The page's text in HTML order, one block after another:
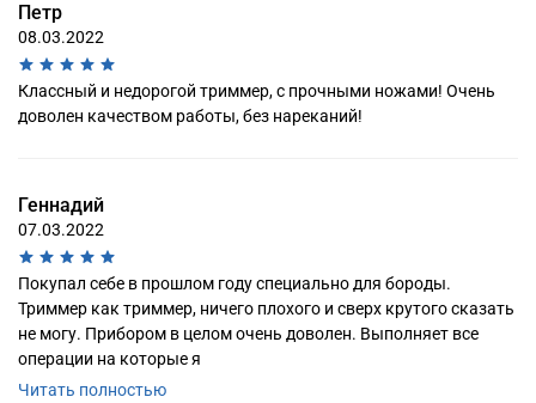
Петр
08.03.2022
Классный и недорогой триммер, с прочными ножами! Очень
доволен качеством работы, без нареканий!
Геннадий
07.03.2022
Покупал себе в прошлом году специально для бороды.
Триммер как триммер, ничего плохого и сверх крутого сказать
не могу. Прибором в целом очень доволен. Выполняет все
операции на которые я
Читать полностью